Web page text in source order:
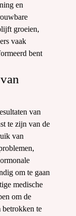
en
groeien,
vaak
bent
van
te zijn van de
van
om te gaan
medische
om de
te